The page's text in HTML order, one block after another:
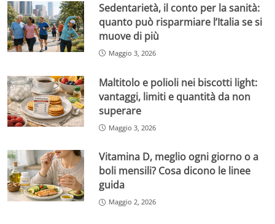
Sedentarietà, il conto per la sanità:
quanto può risparmiare l’Italia se si
muove di più
Maggio 3, 2026
Maltitolo e polioli nei biscotti light:
vantaggi, limiti e quantità da non
superare
Maggio 3, 2026
Vitamina D, meglio ogni giorno o a
boli mensili? Cosa dicono le linee
guida
Maggio 2, 2026